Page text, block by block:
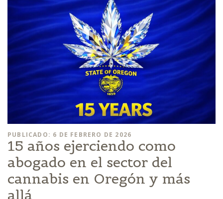
PUBLICADO: 6 DE FEBRERO DE 2026
15 años ejerciendo como
abogado en el sector del
cannabis en Oregón y más
allá